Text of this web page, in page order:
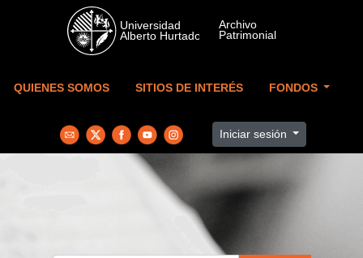
Skip to main content
QUIENES SOMOS SITIOS DE INTERÉS FONDOS
Iniciar sesión